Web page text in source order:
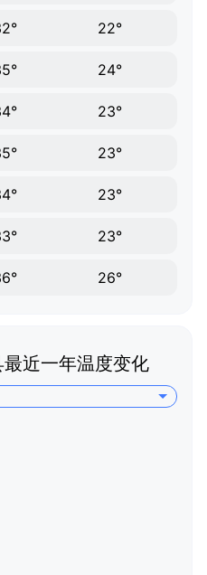
22°
24°
23°
23°
23°
23°
26°
近一年温度变化